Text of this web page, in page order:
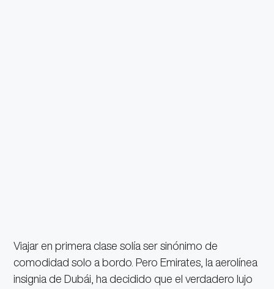
Viajar en primera clase solía ser sinónimo de
comodidad solo a bordo. Pero Emirates, la aerolínea
insignia de Dubái, ha decidido que el verdadero lujo